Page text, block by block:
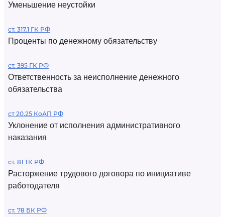
Уменьшение неустойки
ст. 317.1 ГК РФ
Проценты по денежному обязательству
ст. 395 ГК РФ
Ответственность за неисполнение денежного
обязательства
ст 20.25 КоАП РФ
Уклонение от исполнения административного
наказания
ст. 81 ТК РФ
Расторжение трудового договора по инициативе
работодателя
ст. 78 БК РФ